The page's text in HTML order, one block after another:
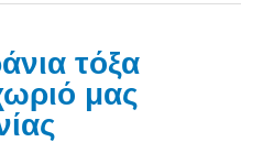
τόξα
μας